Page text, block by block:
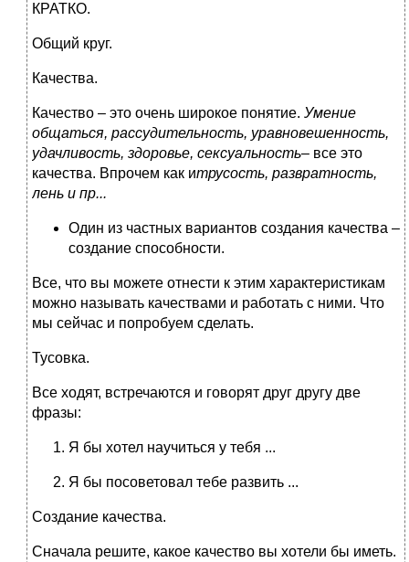
КРАТКО.
Общий круг.
Качества.
Качество – это очень широкое понятие. Умение
общаться, рассудительность, уравновешенность,
удачливость, здоровье, сексуальность– все это
качества. Впрочем как итрусость, развратность,
лень и пр...
Один из частных вариантов создания качества –
создание способности.
Все, что вы можете отнести к этим характеристикам
можно называть качествами и работать с ними. Что
мы сейчас и попробуем сделать.
Тусовка.
Все ходят, встречаются и говорят друг другу две
фразы:
Я бы хотел научиться у тебя ...
Я бы посоветовал тебе развить ...
Создание качества.
Сначала решите, какое качество вы хотели бы иметь.